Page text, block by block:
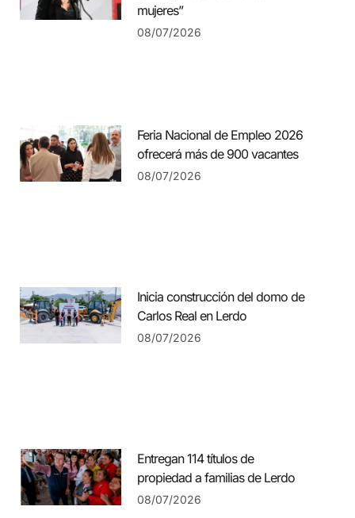
mujeres”
08/07/2026
Feria Nacional de Empleo 2026
ofrecerá más de 900 vacantes
08/07/2026
Inicia construcción del domo de
Carlos Real en Lerdo
08/07/2026
Entregan 114 títulos de
propiedad a familias de Lerdo
08/07/2026